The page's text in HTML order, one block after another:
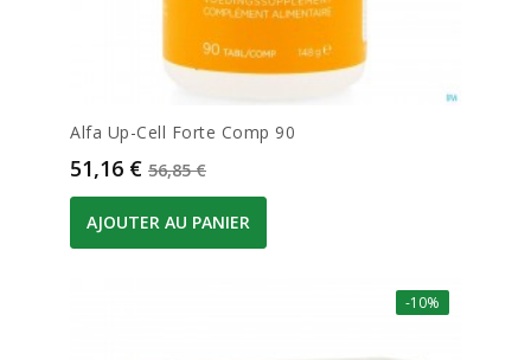
Alfa Up-Cell Forte Comp 90
Prix
51,16 € Prix de base
56,85 €
AJOUTER AU PANIER
-10%